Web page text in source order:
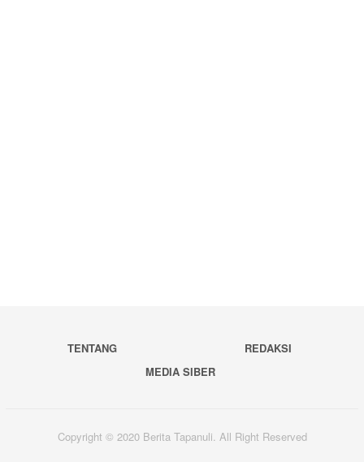
TENTANG
REDAKSI
MEDIA SIBER
Copyright © 2020 Berita Tapanuli. All Right Reserved